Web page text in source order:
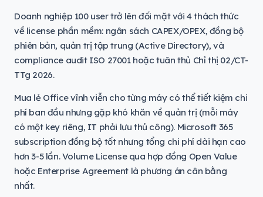
Doanh nghiệp 100 user trở lên đối mặt với 4 thách thức
về license phần mềm: ngân sách CAPEX/OPEX, đồng bộ
phiên bản, quản trị tập trung (Active Directory), và
compliance audit ISO 27001 hoặc tuân thủ Chỉ thị 02/CT-
TTg 2026.
Mua lẻ Office vĩnh viễn cho từng máy có thể tiết kiệm chi
phí ban đầu nhưng gặp khó khăn về quản trị (mỗi máy
có một key riêng, IT phải lưu thủ công). Microsoft 365
subscription đồng bộ tốt nhưng tổng chi phí dài hạn cao
hơn 3-5 lần. Volume License qua hợp đồng Open Value
hoặc Enterprise Agreement là phương án cân bằng
nhất.